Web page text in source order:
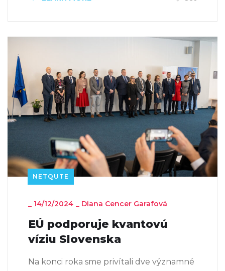
NETQUTE
_ 14/12/2024 _ Diana Cencer Garafová
EÚ podporuje kvantovú
víziu Slovenska
Na konci roka sme privítali dve významné